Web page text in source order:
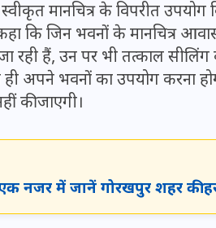
मानचित्र के विपरीत उपयोग
कि जिन भवनों के मानचित्र
हैं, उन पर भी तत्काल सीलिंग
अपने भवनों का उपयोग करना
की जाएगी।
नजर में जानें गोरखपुर शहर की
2025:
पर बंपर
जानें कब